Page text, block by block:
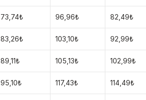
73,74₺ 96,96₺ 82,49₺
83,26₺ 103,10₺ 92,99₺
89,11₺ 105,13₺ 102,99₺
95,10₺ 117,43₺ 114,49₺